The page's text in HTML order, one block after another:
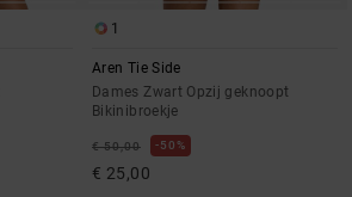
1
Aren Tie Side
Dames Zwart Opzij geknoopt
Bikinibroekje
€ 50,00 50%
€ 25,00